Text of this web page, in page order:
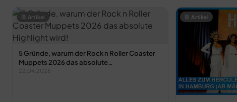
Artikel
5 Gründe, warum der Rock n Roller Coaster
Muppets 2026 das absolute…
Artikel